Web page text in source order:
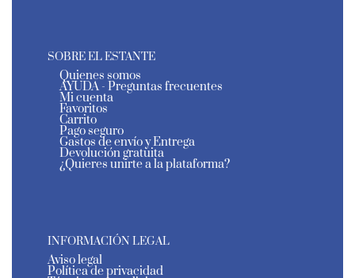
SOBRE EL ESTANTE
Quienes somos
AYUDA - Preguntas frecuentes
Mi cuenta
Favoritos
Carrito
Pago seguro
Gastos de envío y Entrega
Devolución gratuita
¿Quieres unirte a la plataforma?
INFORMACIÓN LEGAL
Aviso legal
Política de privacidad